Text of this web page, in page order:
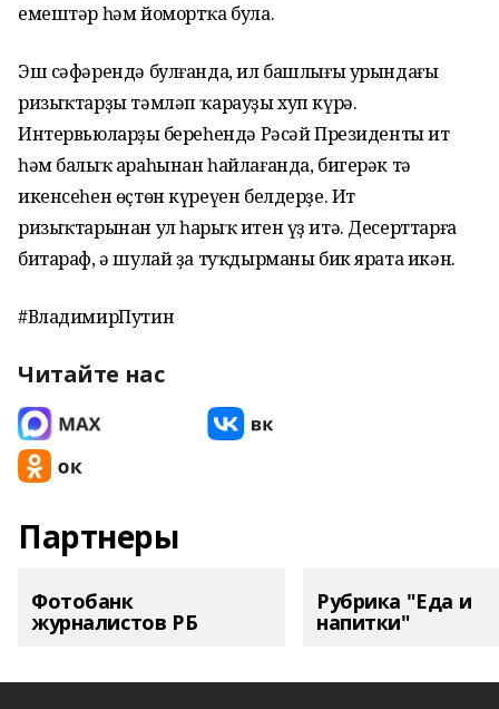
емештәр һәм йомортҡа була.
Эш сәфәрендә булғанда, ил башлығы урындағы
ризыҡтарҙы тәмләп ҡарауҙы хуп күрә.
Интервьюларҙың береһендә Рәсәй Президенты ит
һәм балыҡ араһынан һайлағанда, бигерәк тә
икенсеһен өҫтөн күреүен белдерҙе. Ит
ризыҡтарынан ул һарыҡ итен үҙ итә. Десерттарға
битараф, ә шулай ҙа туҡдырманы бик ярата икән.
#ВладимирПутин
Читайте нас
Партнеры
Фотобанк
журналистов РБ
Рубрика "Еда и
напитки"